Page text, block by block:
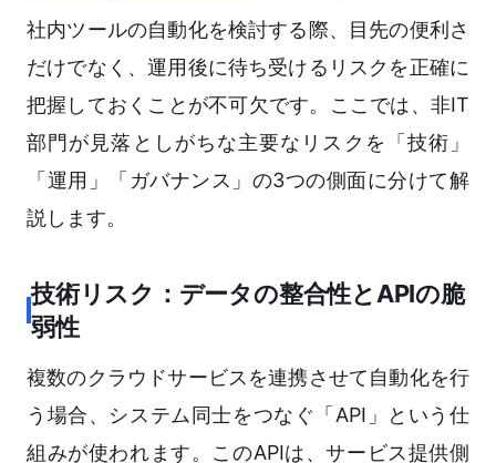
社内ツールの自動化を検討する際、目先の便利さ
だけでなく、運用後に待ち受けるリスクを正確に
把握しておくことが不可欠です。ここでは、非IT
部門が見落としがちな主要なリスクを「技術」
「運用」「ガバナンス」の3つの側面に分けて解
説します。
技術リスク：データの整合性とAPIの脆
弱性
複数のクラウドサービスを連携させて自動化を行
う場合、システム同士をつなぐ「API」という仕
組みが使われます。このAPIは、サービス提供側